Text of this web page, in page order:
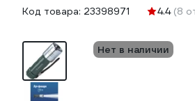
Код товара: 23398971 4.4 (8
Нет в наличии